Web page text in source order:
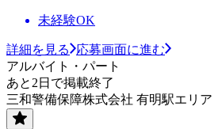
未経験OK
詳細を見る
応募画面に進む
アルバイト・パート
あと2日で掲載終了
三和警備保障株式会社 有明駅エリア